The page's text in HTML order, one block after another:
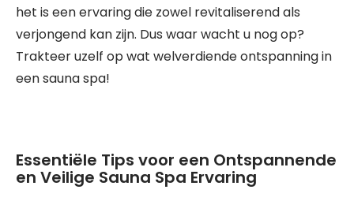
het is een ervaring die zowel revitaliserend als
verjongend kan zijn. Dus waar wacht u nog op?
Trakteer uzelf op wat welverdiende ontspanning in
een sauna spa!
Essentiële Tips voor een Ontspannende
en Veilige Sauna Spa Ervaring